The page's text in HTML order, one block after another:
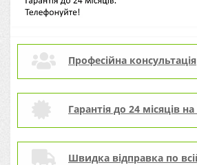
Професійна консультація
Гарантія до 24 місяців
Швидка відправка по